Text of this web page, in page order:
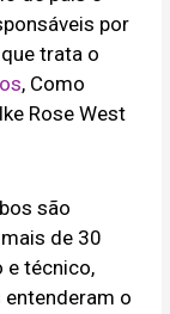
por
trata o
, Como
Rose West
são
de 30
e técnico,
o